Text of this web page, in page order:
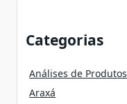
Categorias
Análises de Produtos
Araxá